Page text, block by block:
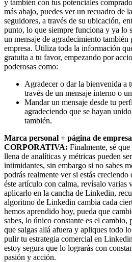
y también con tus potenciales
más abajo, puedes ver un recuadro de
seguidores, a través de su ubicación,
punto, lo que siempre funciona y ya lo
un mensaje de agradecimiento
empresa. Utiliza toda la información
gratuita a tu favor, empezando por
poderosas como:
Agradecer o dar la bienvenida a
través de un mensaje interno o
Mandar un mensaje desde tu
agradeciendo que se hayan
también.
Marca personal + página de
CORPORATIVA: Finalmente, sé
llena de analíticas y métricas pueden
intimidantes, sin embargo si no sabes
podrás realmente ver si estás
éste artículo con calma, revísalo varias
aplicarlo en la cancha de Linkedin,
algoritmo de Linkedin cambia cada
hemos aprendido hoy, pueda que
sabes, lo único constante es el cambio,
que salgas allá afuera y apliques todo
pulir tu estrategia comercial en
estoy segura que lo lograrás con
pasión y acción.